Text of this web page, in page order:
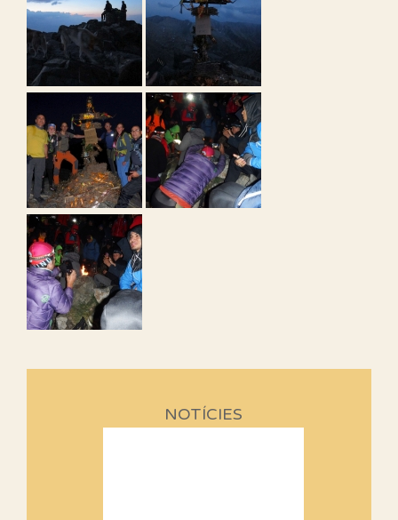
NOTÍCIES